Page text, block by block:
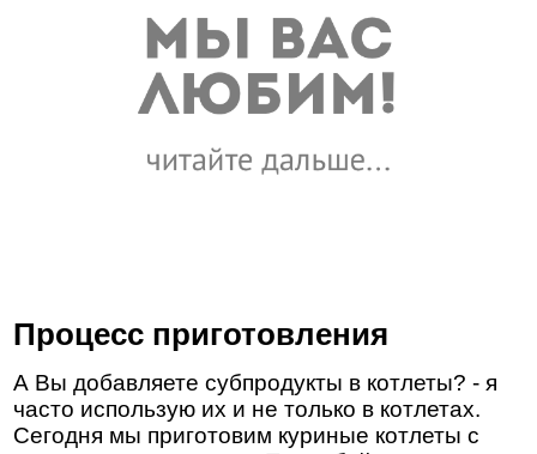
Процесс приготовления
А Вы добавляете субпродукты в котлеты? - я
часто использую их и не только в котлетах.
Сегодня мы приготовим куриные котлеты с